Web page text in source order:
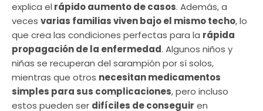
explica el rápido aumento de casos. Además, a
veces varias familias viven bajo el mismo techo, lo
que crea las condiciones perfectas para la rápida
propagación de la enfermedad. Algunos niños y
niñas se recuperan del sarampión por sí solos,
mientras que otros necesitan medicamentos
simples para sus complicaciones, pero incluso
estos pueden ser difíciles de conseguir en